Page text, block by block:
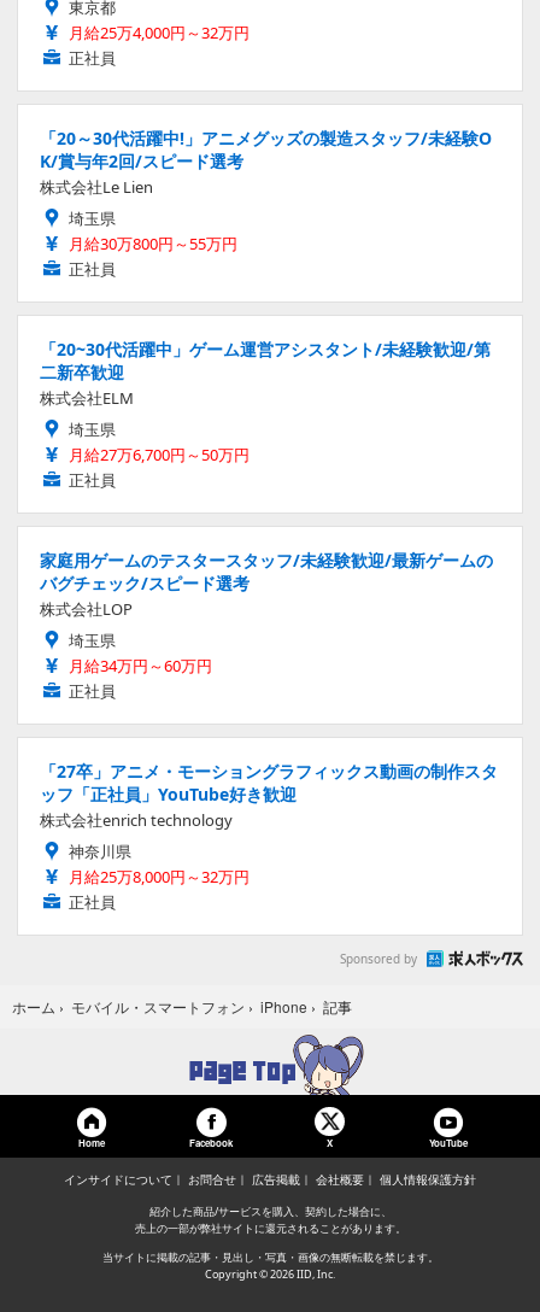
東京都
月給25万4,000円～32万円
正社員
「20～30代活躍中!」アニメグッズの製造スタッフ/未経験O
K/賞与年2回/スピード選考
株式会社Le Lien
埼玉県
月給30万800円～55万円
正社員
「20~30代活躍中」ゲーム運営アシスタント/未経験歓迎/第
二新卒歓迎
株式会社ELM
埼玉県
月給27万6,700円～50万円
正社員
家庭用ゲームのテスタースタッフ/未経験歓迎/最新ゲームの
バグチェック/スピード選考
株式会社LOP
埼玉県
月給34万円～60万円
正社員
「27卒」アニメ・モーショングラフィックス動画の制作スタ
ッフ「正社員」YouTube好き歓迎
株式会社enrich technology
神奈川県
月給25万8,000円～32万円
正社員
Sponsored by
ホーム › モバイル・スマートフォン › iPhone › 記事
Home Facebook X YouTube
インサイドについて お問合せ 広告掲載 会社概要 個人情報保護方針
紹介した商品/サービスを購入、契約した場合に、
売上の一部が弊社サイトに還元されることがあります。
当サイトに掲載の記事・見出し・写真・画像の無断転載を禁じます。
Copyright © 2026 IID, Inc.